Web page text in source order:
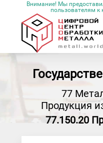
Внимание! Мы
пользователям к
77
Продукция
77.150.20